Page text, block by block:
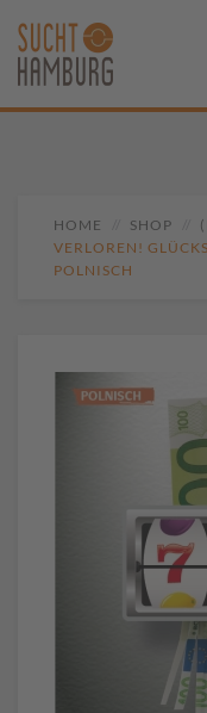
HOME SHOP
VERLOREN!
POLNISCH